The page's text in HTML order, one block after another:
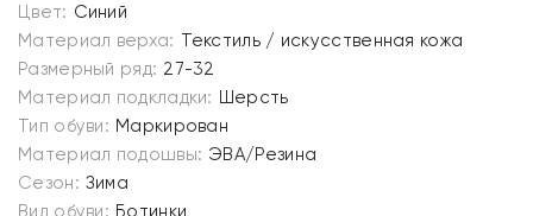
Цвет: Синий
Материал верха: Текстиль / искусственная кожа
Размерный ряд: 27-32
Материал подкладки: Шерсть
Тип обуви: Маркирован
Материал подошвы: ЭВА/Резина
Сезон: Зима
Вид обуви: Ботинки